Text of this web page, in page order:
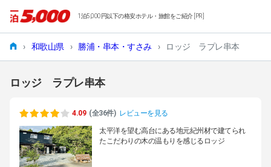
1泊5,000円以下の格安ホテル・旅館をご紹介 [PR]
› 和歌山県 › 勝浦・串本・すさみ › ロッジ ラプレ串本
ロッジ ラプレ串本
4.09 (全36件) レビューを見る
太平洋を望む高台にある地元紀州材で建てられ
たこだわりの木の温もりを感じるロッジ